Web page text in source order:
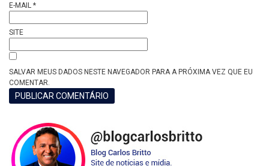
E-MAIL *
SITE
SALVAR MEUS DADOS NESTE NAVEGADOR PARA A PRÓXIMA VEZ QUE EU
COMENTAR.